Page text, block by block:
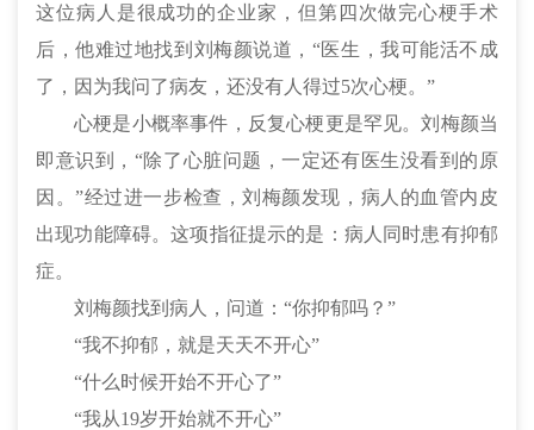
这位病人是很成功的企业家，但第四次做完心梗手术
后，他难过地找到刘梅颜说道，“医生，我可能活不成
了，因为我问了病友，还没有人得过5次心梗。”
心梗是小概率事件，反复心梗更是罕见。刘梅颜当
即意识到，“除了心脏问题，一定还有医生没看到的原
因。”经过进一步检查，刘梅颜发现，病人的血管内皮
出现功能障碍。这项指征提示的是：病人同时患有抑郁
症。
刘梅颜找到病人，问道：“你抑郁吗？”
“我不抑郁，就是天天不开心”
“什么时候开始不开心了”
“我从19岁开始就不开心”